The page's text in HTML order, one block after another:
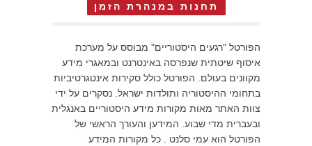
תחנות במנהרת הזמן
הפורטל "רגעים היסטוריים" מבוסס על מערכת
איסוף שיטתית שנפרסה באינטרנט ובמאגרי מידע
מקוונים בעולם. הפורטל כולל סקירות אינטגרטיביות
בתחומי ההיסטוריה ותולדות ישראל. נסקרים על ידי
צוות האתר מאות מקורות מידע היסטוריים באנגלית
ובעברית מדי שבוע. המידען והעורך הראשי של
הפורטל הוא עמי סלנט . כל מקורות המידע